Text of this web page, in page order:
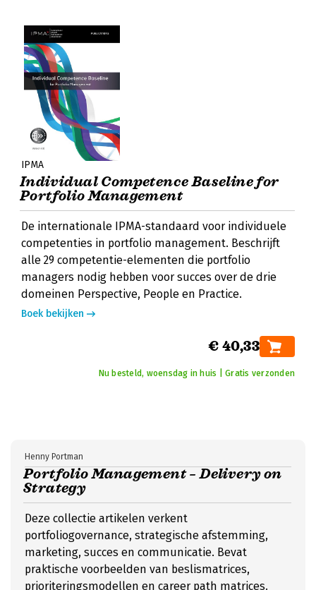
IPMA
Individual Competence Baseline for
Portfolio Management
De internationale IPMA-standaard voor individuele
competenties in portfolio management. Beschrijft
alle 29 competentie-elementen die portfolio
managers nodig hebben voor succes over de drie
domeinen Perspective, People en Practice.
Boek bekijken
€ 40,33
Nu besteld, woensdag in huis | Gratis verzonden
Portfolio Management – Delivery on
Strategy
Henny Portman
Deze collectie artikelen verkent
portfoliogovernance, strategische afstemming,
marketing, succes en communicatie. Bevat
praktische voorbeelden van beslismatrices,
prioriteringsmodellen en career path matrices.